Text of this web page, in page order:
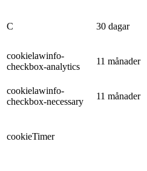
C 30 dagar
cookielawinfo-
checkbox-analytics
11 månader
cookielawinfo-
checkbox-necessary
11 månader
cookieTimer